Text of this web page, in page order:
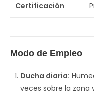
Certificación
Modo de Empleo
Ducha diaria:
veces sobre la zona